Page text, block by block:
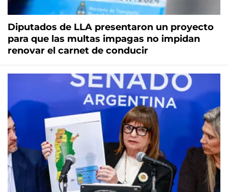
Diputados de LLA presentaron un proyecto
para que las multas impagas no impidan
renovar el carnet de conducir